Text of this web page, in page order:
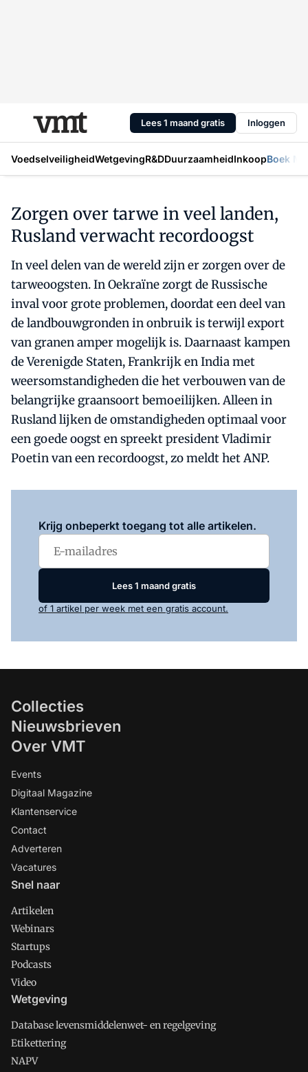
Lees 1 maand gratis Inloggen
VoedselveiligheidWetgevingR&DDuurzaamheidInkoopBoek
Zorgen over tarwe in veel landen,
Rusland verwacht recordoogst
In veel delen van de wereld zijn er zorgen over de
tarweoogsten. In Oekraïne zorgt de Russische
inval voor grote problemen, doordat een deel van
de landbouwgronden in onbruik is terwijl export
van granen amper mogelijk is. Daarnaast kampen
de Verenigde Staten, Frankrijk en India met
weersomstandigheden die het verbouwen van de
belangrijke graansoort bemoeilijken. Alleen in
Rusland lijken de omstandigheden optimaal voor
een goede oogst en spreekt president Vladimir
Poetin van een recordoogst, zo meldt het ANP.
Krijg onbeperkt toegang tot alle artikelen.
Lees 1 maand gratis
of 1 artikel per week met een gratis account.
Collecties
Nieuwsbrieven
Over VMT
Events
Digitaal Magazine
Klantenservice
Contact
Adverteren
Vacatures
Snel naar
Artikelen
Webinars
Startups
Podcasts
Video
Wetgeving
Database levensmiddelenwet- en regelgeving
Etikettering
NAPV